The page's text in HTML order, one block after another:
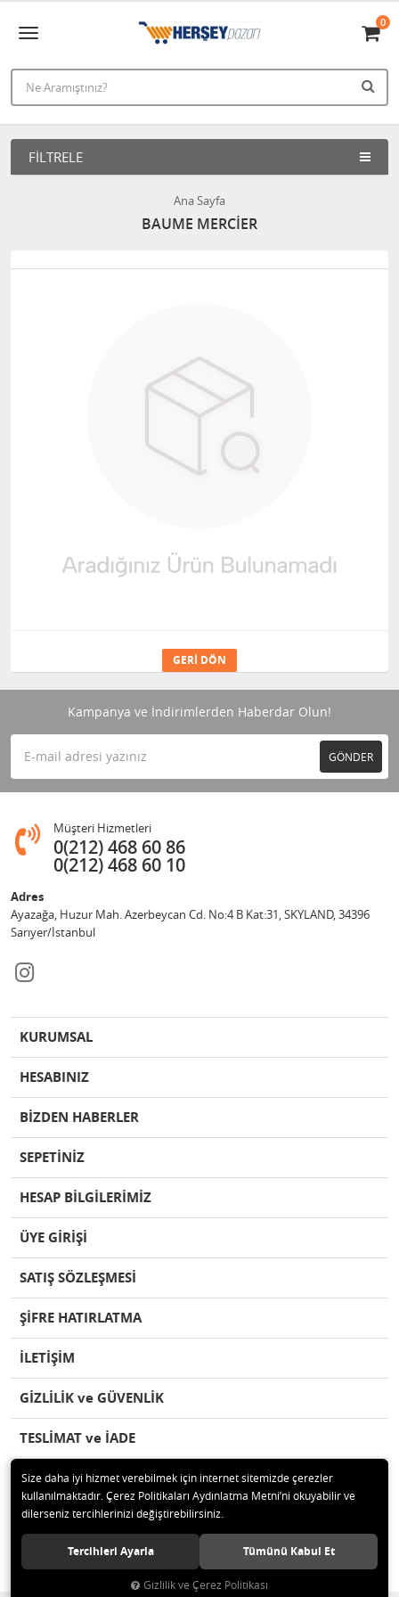
0
FILTRELE
Ana Sayfa
BAUME MERCİER
GERI DÖN
Kampanya ve İndirimlerden Haberdar Olun!
GÖNDER
Müşteri Hizmetleri
0(212) 468 60 86
0(212) 468 60 10
Adres
Ayazağa, Huzur Mah. Azerbeycan Cd. No:4 B Kat:31, SKYLAND, 34396
Sarıyer/İstanbul
KURUMSAL
HESABINIZ
BİZDEN HABERLER
SEPETİNİZ
HESAP BİLGİLERİMİZ
ÜYE GİRİŞİ
SATIŞ SÖZLEŞMESİ
ŞİFRE HATIRLATMA
İLETİŞİM
GİZLİLİK ve GÜVENLİK
TESLİMAT ve İADE
© 2020 herseypazari.com Tüm hakları saklıdır.
Size daha iyi hizmet verebilmek için internet sitemizde çerezler
kullanılmaktadır. Çerez Politikaları Aydınlatma Metni’ni okuyabilir ve
dilerseniz tercihlerinizi değiştirebilirsiniz.
Tercihleri Ayarla Tümünü Kabul Et
Gizlilik ve Çerez Politikası